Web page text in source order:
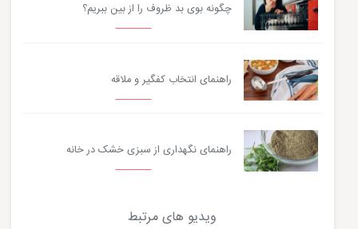
چگونه بوی بد ظروف را از بین ببریم؟
راهنمای انتخاب کفگیر و ملاقه
راهنمای نگهداری از سبزی خشک در خانه
ویدیو های مرتبط